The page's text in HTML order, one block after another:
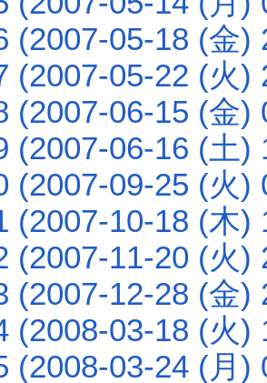
(2007-05-18 (金)
(2007-05-22 (火)
(2007-06-15 (金)
(2007-06-16 (土)
(2007-09-25 (火)
(2007-10-18 (木)
(2007-11-20 (火)
(2007-12-28 (金)
(2008-03-18 (火)
(2008-03-24 (月)